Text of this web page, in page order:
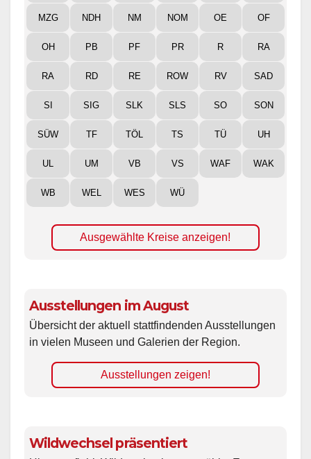
MZG NDH NM NOM OE OF
OH PB PF PR R RA
RA RD RE ROW RV SAD
SI SIG SLK SLS SO SON
SÜW TF TÖL TS TÜ UH
UL UM VB VS WAF WAK
WB WEL WES WÜ
Ausgewählte Kreise anzeigen!
Ausstellungen im August
Übersicht der aktuell stattfindenden Ausstellungen
in vielen Museen und Galerien der Region.
Ausstellungen zeigen!
Wildwechsel präsentiert